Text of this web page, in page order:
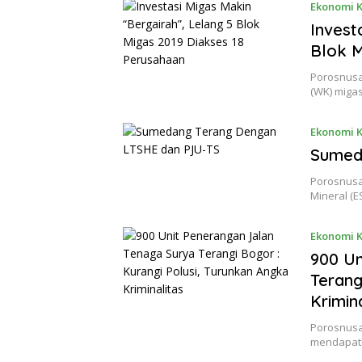
Ekonomi
Blok
(WK)
Ekonomi
Mineral
Ekonomi
Mar 20,
900